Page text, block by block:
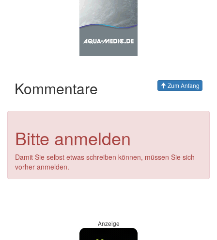
Kommentare Zum Anfang
Bitte anmelden
Damit Sie selbst etwas schreiben können, müssen Sie sich
vorher anmelden.
Anzeige